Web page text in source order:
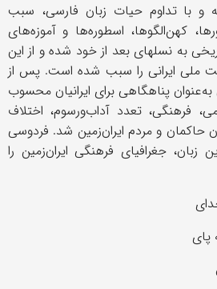
و با تداوم حیات زبان فارسی، سبب
کهن‌الگوها، اسطوره‌ها و آموزه‌های
به نسلهای بعد از خود شده و از این
ملی ایرانی را سبب شده است. پس از
پناهگاهی برای ایرانیان محسوب
فرهنگی، تعدد آداب‌ورسوم، اختلاف
حاکمان و مردم ایران‌زمین شد. فردوسی
زبان، جغرافیای فرهنگی ایران‌زمین را
پای